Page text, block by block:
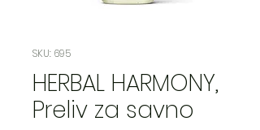
SKU: 695
HERBAL HARMONY,
Preliv za savno